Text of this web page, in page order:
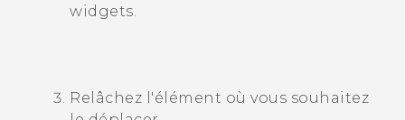
widgets.
Relâchez l'élément où vous souhaitez